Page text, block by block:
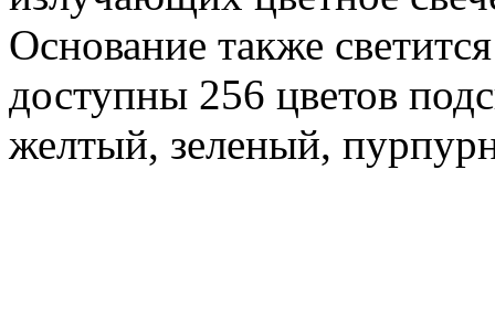
Основание также
доступны 256 цветов
желтый, зеленый,